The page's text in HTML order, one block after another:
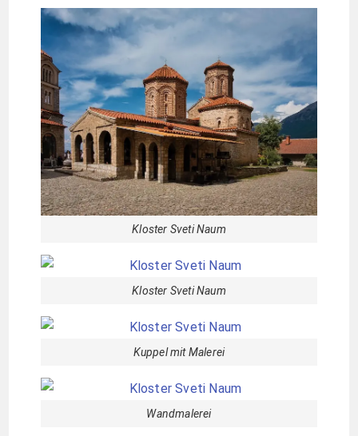
Kloster Sveti Naum
Kloster Sveti Naum
Kuppel mit Malerei
Wandmalerei